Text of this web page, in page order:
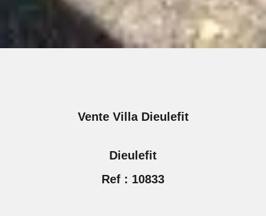
Vente Villa Dieulefit
Dieulefit
Ref : 10833